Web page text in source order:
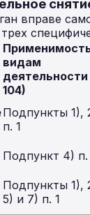
вправе
видам
деятельности
104)
Подпункты 1),
п. 1
Подпункт 4) п.
Подпункты 1),
5) и 7) п. 1